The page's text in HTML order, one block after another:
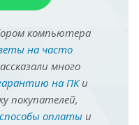
компьютера
на часто
много
на ПКи
покупателей,
способы оплатыи